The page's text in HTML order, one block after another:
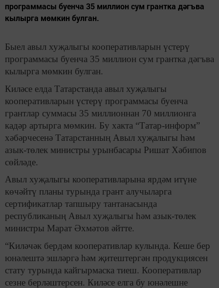
программасы буенча 35 миллион сум грантка дәгъва
кылырга мөмкин булган.
Быел авыл хуҗалыгы кооперативларын үстерү
программасы буенча 35 миллион сум грантка дәгъва
кылырга мөмкин булган.
Киләсе елда Татарстанда авыл хуҗалыгы
кооперативларын үстерү программасы буенча
грантлар суммасы 35 миллионнан 70 миллионга
кадәр артырга мөмкин. Бу хакта “Татар-информ”
хәбәрчесенә Татарстанның Авыл хуҗалыгы һәм
азык-төлек министры урынбасары Ришат Хәбипов
сөйләде.
Авыл хуҗалыгы кооперативларына ярдәм итүне
көчәйтү планы турында грант алучыларга
сертификатлар тапшыру тантанасында
республиканың Авыл хуҗалыгы һәм азык-төлек
министры Марат Әхмәтов әйтте.
“Киләчәк бердәм кооперативлар кулында. Кеше бер
юнәлештә эшләргә һәм җитештергән продукциясен
стату турында кайгырмаска тиеш. Кооперативлар
сезне берләштерсен. Киләсе елга бу юнәлешне